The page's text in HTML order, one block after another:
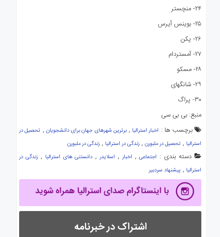
۲۴- منچستر
۲۵- بوینس آیرس
۲۶- پکن
۲۷- آمستردام
۲۸- مسکو
۲۹- شانگهای
۳۰- پراگ
منبع: بی بی سی
برچسب ها : اخبار استرالیا ,برترین شهرهای جهان برای دانشجویان , تحصیل در
استرالیا , تحصیل در ملبورن, زندگی در استرالیا , زندگی در ملبورن
دسته بندی : اجتماعی, اخبار, اسلایدر,دانستنی های استرالیا , زندگی در
استرالیا , پیشنهاد سردبیر
اشتراک در خبرنامه